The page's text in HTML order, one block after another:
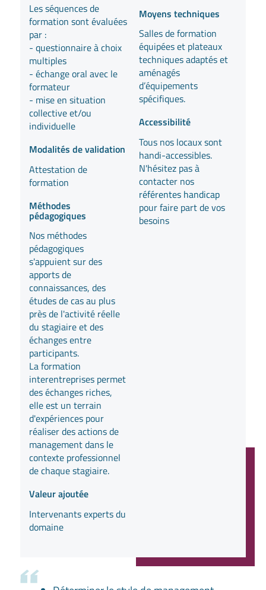
Les séquences de
formation sont évaluées
par :
- questionnaire à choix
multiples
- échange oral avec le
formateur
- mise en situation
collective et/ou
individuelle
Modalités de validation
Attestation de
formation
Méthodes
pédagogiques
Nos méthodes
pédagogiques
s'appuient sur des
apports de
connaissances, des
études de cas au plus
près de l'activité réelle
du stagiaire et des
échanges entre
participants.
La formation
interentreprises permet
des échanges riches,
elle est un terrain
d'expériences pour
réaliser des actions de
management dans le
contexte professionnel
de chaque stagiaire.
Valeur ajoutée
Intervenants experts du
domaine
Moyens techniques
Salles de formation
équipées et plateaux
techniques adaptés et
aménagés
d’équipements
spécifiques.
Accessibilité
Tous nos locaux sont
handi-accessibles.
N'hésitez pas à
contacter nos
référentes handicap
pour faire part de vos
besoins